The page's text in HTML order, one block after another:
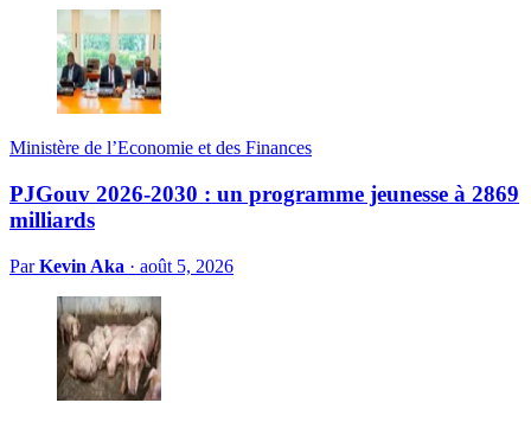
Ministère de l’Economie et des Finances
PJGouv 2026-2030 : un programme jeunesse à 2869
milliards
ParKevin Aka · août 5, 2026